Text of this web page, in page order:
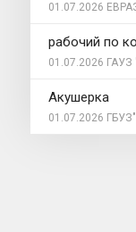
01.07.2026
рабочий по
01.07.2026
Акушерка
01.07.2026